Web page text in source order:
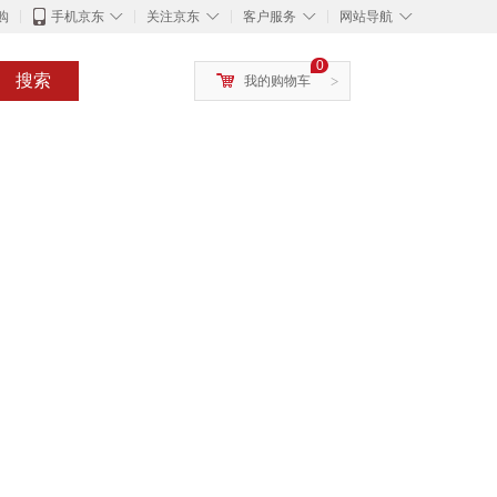
◇
手机京东 ◇
关注京东 ◇
客户服务 ◇
网站导航
搜索 >
0
我的购物车